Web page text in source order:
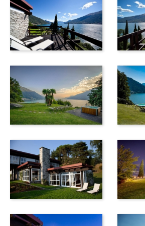
eingebettet in eine Landschaft von
Schönheit auf der kleinen Halbinsel
Zisterzienser-Abtei und die von den
Natur- und Eigenbauprodukte sind
einfach und schön ist. Ein
Abtei, die mit dem Auto in 10 Minuten
30 Minuten zu erreichen ist.
Familien lieben dieses Reiseziel, da es
La Breva perfekt zum Kitesurfen,
hinunter. In Colico gibt es eine
Kitesurfschule. Es gibt viele
Tennis und Naturpfade sowie Reiten,
Golf.
Wenn Sie die Alpen lieben, können Sie
Splügenpass (60 km) erreichen. Es ist